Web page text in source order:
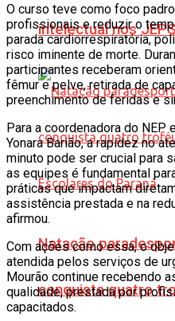
intelectual nos
Natação
conquista quatro
O curso teve como foco
profissionais e reduzir o
parada cardiorrespiratória,
risco iminente de morte.
participantes receberam
fêmur e pelve, retirada de
preenchimento de feridas e
Para a coordenadora do
Yonara Barião, a rapidez no
minuto pode ser crucial para
as equipes é fundamental
práticas que impactam
assistência prestada e na
afirmou.
Com ações como essa, o
atendida pelos serviços de
Mourão continue recebendo
qualidade, prestada por
capacitados.